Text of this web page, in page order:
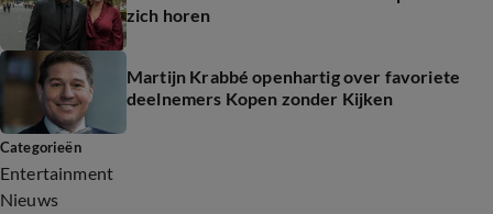
zich horen
Martijn Krabbé openhartig over favoriete
deelnemers Kopen zonder Kijken
Categorieën
Entertainment
Nieuws